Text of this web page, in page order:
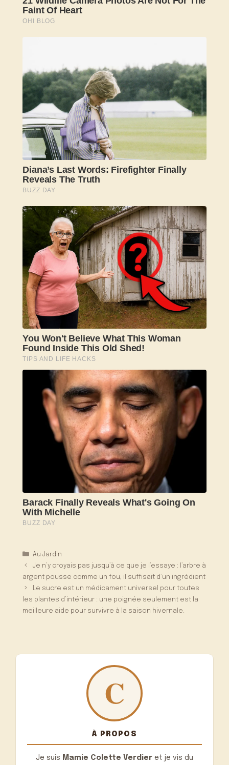
Catégories
Au Jardin
Je n’y croyais pas jusqu’à ce que je l’essaye : l’arbre à
argent pousse comme un fou, il suffisait d’un ingrédient
Le sucre est un médicament universel pour toutes
les plantes d’intérieur : une poignée seulement est la
meilleure aide pour survivre à la saison hivernale.
À PROPOS
Je suis Mamie Colette Verdier et je vis du